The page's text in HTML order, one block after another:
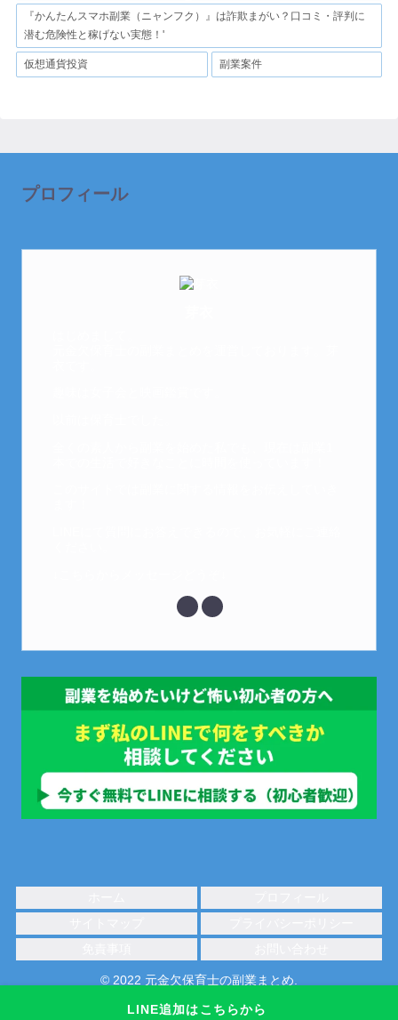
『かんたんスマホ副業（ニャンフク）』は詐欺まがい？口コミ・評判に
潜む危険性と稼げない実態！'
仮想通貨投資 副業案件
LINE追加はこちらから
プロフィール
© 2022 元金欠保育士の副業まとめ.